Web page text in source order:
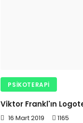
PSIKOTERAPI
Viktor Frankl'ın
16 Mart 2019
1165